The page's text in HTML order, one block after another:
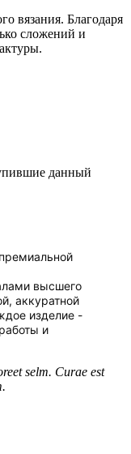
вязания. Благодаря
сложений и
данный
высшего
аккуратной
изделие -
и
selm. Curae est